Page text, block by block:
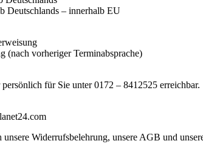
Deutschlands – innerhalb EU
(nach vorheriger Terminabsprache)
für Sie unter 0172 – 8412525 erreichbar.
unsere Widerrufsbelehrung, unsere AGB und